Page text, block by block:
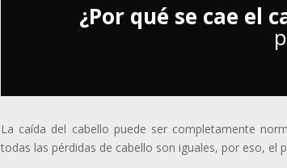
¿Por qué se cae el
La caída del cabello puede ser completamente
todas las pérdidas de cabello son iguales, por eso,